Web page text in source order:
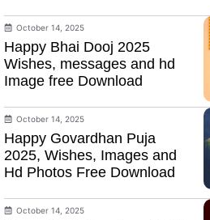
October 14, 2025
Happy Bhai Dooj 2025
Wishes, messages and hd
Image free Download
October 14, 2025
Happy Govardhan Puja
2025, Wishes, Images and
Hd Photos Free Download
October 14, 2025